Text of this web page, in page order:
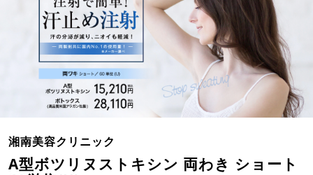
湘南美容クリニック
A型ボツリヌストキシン 両わき ショート